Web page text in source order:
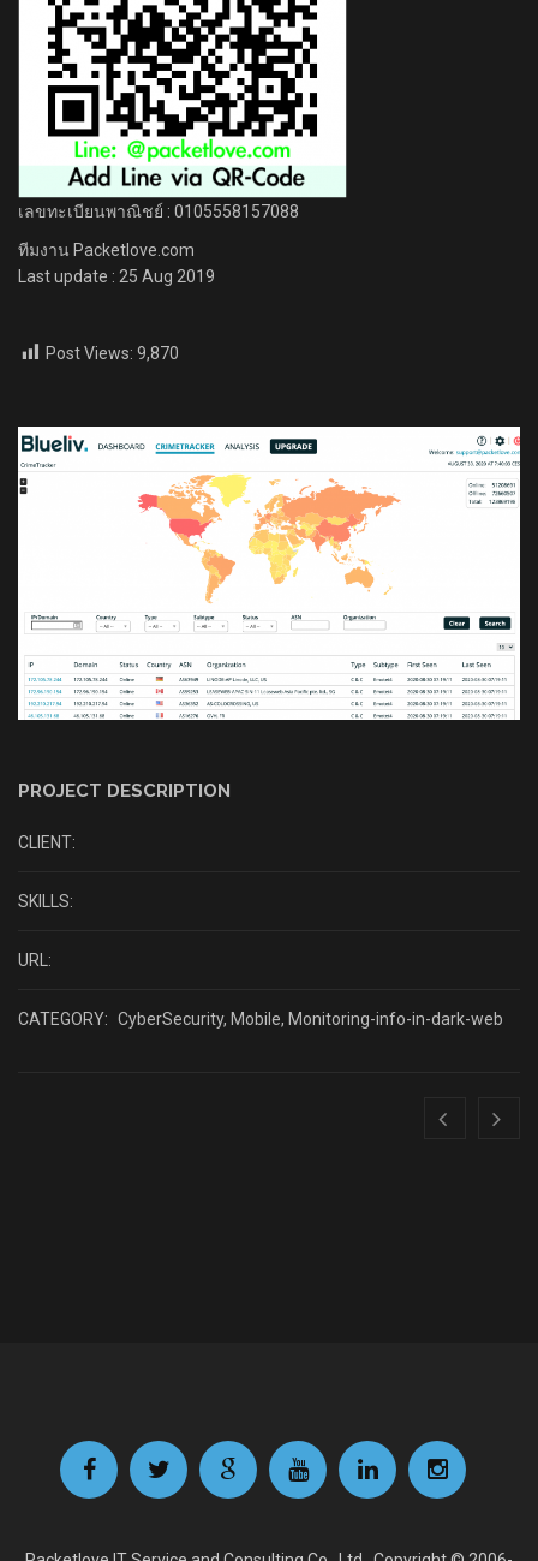
เลขทะเบียนพาณิชย์ : 0105558157088
ทีมงาน Packetlove.com
Last update : 25 Aug 2019
Post Views: 9,870
PROJECT DESCRIPTION
CLIENT:
SKILLS:
URL:
CATEGORY: CyberSecurity, Mobile, Monitoring-info-in-dark-web